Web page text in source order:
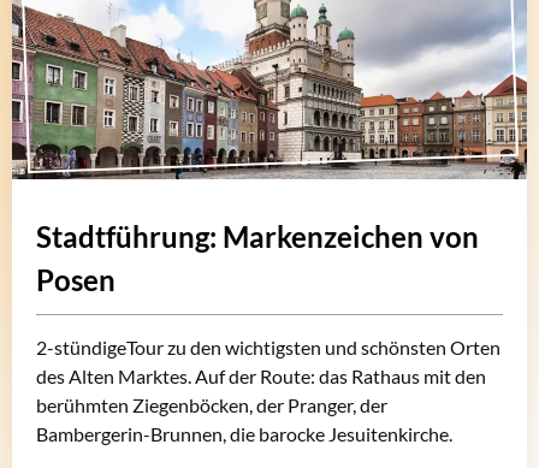
Stadtführung: Markenzeichen von
Posen
2-stündigeTour zu den wichtigsten und schönsten Orten
des Alten Marktes. Auf der Route: das Rathaus mit den
berühmten Ziegenböcken, der Pranger, der
Bambergerin-Brunnen, die barocke Jesuitenkirche.